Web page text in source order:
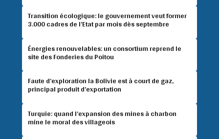
Transition écologique: le gouvernement veut former
3.000 cadres de l’Etat par mois dès septembre
Énergies renouvelables: un consortium reprend le
site des Fonderies du Poitou
Faute d’exploration la Bolivie est à court de gaz,
principal produit d’exportation
Turquie: quand l’expansion des mines à charbon
mine le moral des villageois